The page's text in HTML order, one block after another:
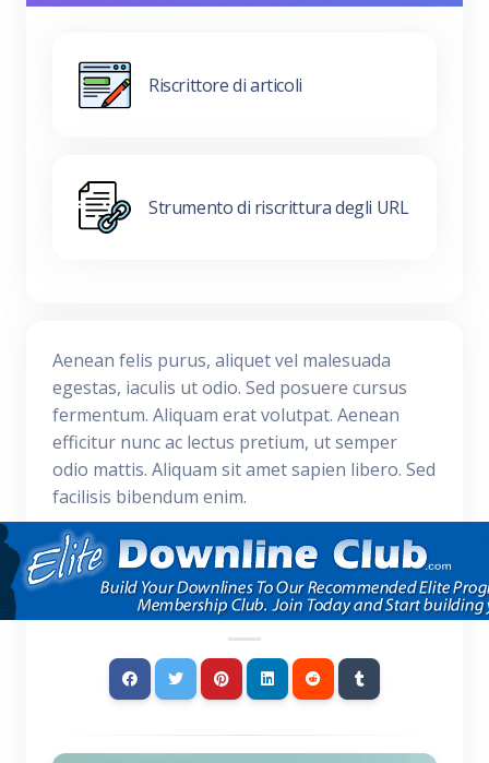
Riscrittore di articoli
Strumento di riscrittura degli URL
Aenean felis purus, aliquet vel malesuada
egestas, iaculis ut odio. Sed posuere cursus
fermentum. Aliquam erat volutpat. Aenean
efficitur nunc ac lectus pretium, ut semper
odio mattis. Aliquam sit amet sapien libero. Sed
facilisis bibendum enim.